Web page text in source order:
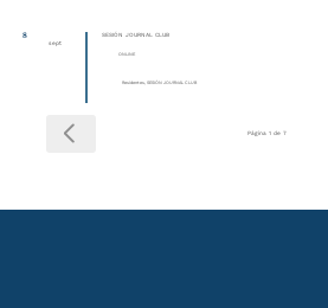
8
sept
SESIÓN JOURNAL CLUB
ONLINE
Residentes, SESIÓN JOURNAL CLUB
Página 1 de 7